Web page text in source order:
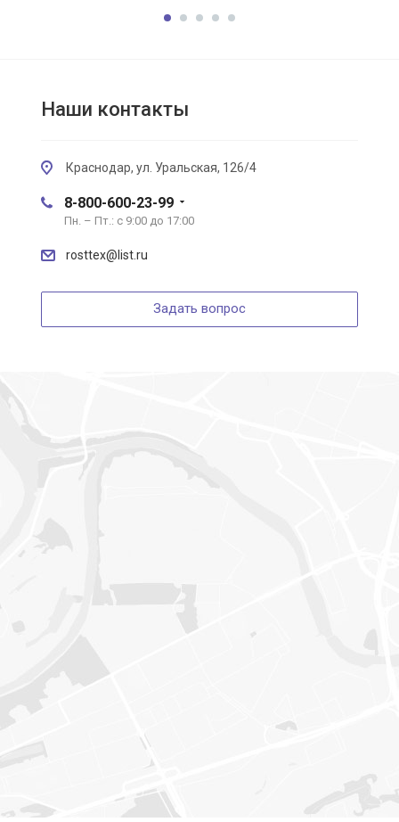
Наши контакты
Краснодар, ул. Уральская, 126/4
8-800-600-23-99
Пн. – Пт.: с 9:00 до 17:00
rosttex@list.ru
Задать вопрос
загрузка карты...